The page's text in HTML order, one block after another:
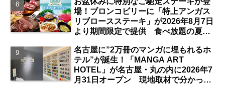
場！ブロンコビリーに「特上アンガス
リブロースステーキ」が2026年8月7日
より期間限定で提供 食べ放題の夏ブ
発】
名古屋に”2万冊のマンガに埋もれるホ
テル”が誕生！「MANGA ART
HOTEL」が名古屋・丸の内に2026年7
月31日オープン 現地取材で分かった